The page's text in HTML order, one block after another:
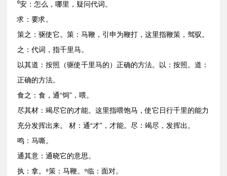
⁰安：怎么，哪里，疑问代词。
求：要求。
策之：驱使它。策：马鞭，引申为鞭打，这里指鞭策，驾驭。
之：代词，指千里马。
以其道：按照（驱使千里马的）正确的方法。以：按照。道：
正确的方法。
食之：食，通“饲”，喂。
尽其材：竭尽它的才能。这里指喂饱马，使它日行千里的能力
充分发挥出来。 材：通“才”，才能。尽：竭尽，发挥出。
鸣：马嘶。
通其意：通晓它的意思。
执：拿。⁸策：马鞭。⁹临：面对。